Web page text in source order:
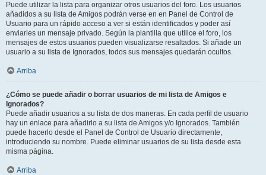
Puede utilizar la lista para organizar otros usuarios del foro. Los usuarios
añadidos a su lista de Amigos podrán verse en en Panel de Control de
Usuario para un rápido acceso a ver si están identificados y poder así
enviarles un mensaje privado. Según la plantilla que utilice el foro, los
mensajes de estos usuarios pueden visualizarse resaltados. Si añade un
usuario a su lista de Ignorados, todos sus mensajes quedarán ocultos.
Arriba
¿Cómo se puede añadir o borrar usuarios de mi lista de Amigos e
Ignorados?
Puede añadir usuarios a su lista de dos maneras. En cada perfil de usuario
hay un enlace para añadirlo a su lista de Amigos y/o Ignorados. También
puede hacerlo desde el Panel de Control de Usuario directamente,
introduciendo su nombre. Puede eliminar usuarios de su lista desde esta
misma página.
Arriba